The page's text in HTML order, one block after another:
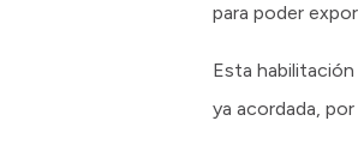
para poder
Esta
ya acordada,